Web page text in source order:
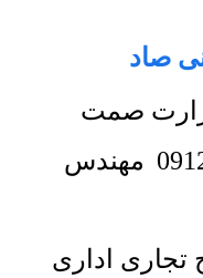
صاد
وزارت صمت
مهندس
تجاری اداری